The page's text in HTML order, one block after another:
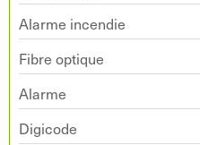
Alarme incendie
Fibre optique
Alarme
Digicode